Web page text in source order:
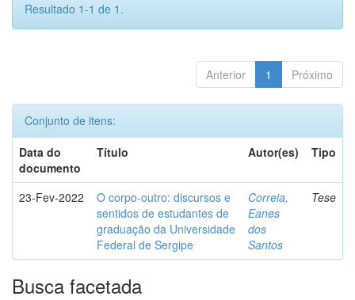
Resultado 1-1 de 1.
Anterior 1 Próximo
Conjunto de itens:
Data do
documento
Título Autor(es) Tipo
23-Fev-2022
O corpo-outro: discursos e
sentidos de estudantes de
graduação da Universidade
Federal de Sergipe
Correia,
Eanes
dos
Santos
Tese
Busca facetada